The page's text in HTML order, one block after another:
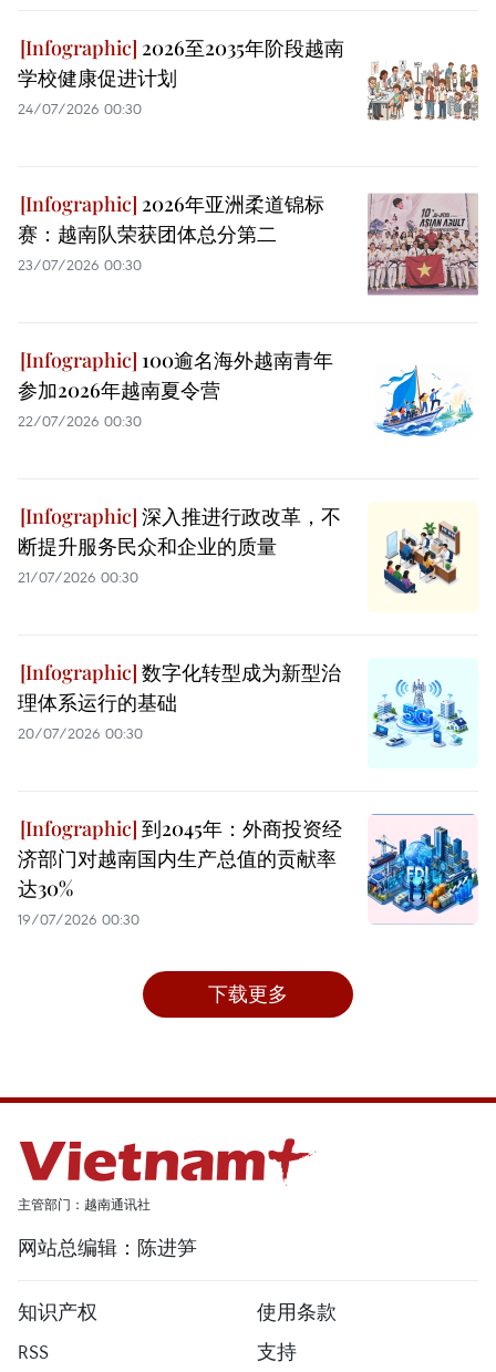
2026至2035年阶段越南
学校健康促进计划
24/07/2026 00:30
2026年亚洲柔道锦标
赛：越南队荣获团体总分第二
23/07/2026 00:30
100逾名海外越南青年
参加2026年越南夏令营
22/07/2026 00:30
深入推进行政改革，不
断提升服务民众和企业的质量
21/07/2026 00:30
数字化转型成为新型治
理体系运行的基础
20/07/2026 00:30
到2045年：外商投资经
济部门对越南国内生产总值的贡献率
达30%
19/07/2026 00:30
下载更多
主管部门：越南通讯社
网站总编辑：陈进笋
知识产权
使用条款
RSS
支持